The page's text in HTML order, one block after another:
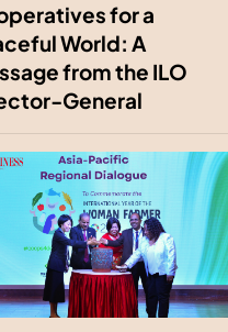
for a
World: A
from the ILO
General